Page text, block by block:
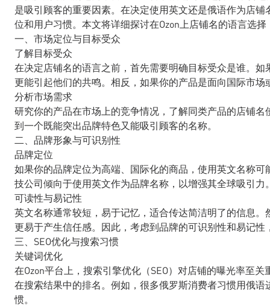
是吸引顾客的重要因素。在决定使用英文还是俄语作为店
位和用户习惯。本文将详细探讨在Ozon上店铺名的语言选
一、市场定位与目标受众
了解目标受众
在决定店铺名的语言之前，首先需要明确目标受众是谁。
更能引起他们的共鸣。相反，如果你的产品是面向国际市
分析市场需求
研究你的产品在市场上的竞争情况，了解同类产品的店铺
到一个既能突出品牌特色又能吸引顾客的名称。
二、品牌形象与可识别性
品牌定位
如果你的品牌定位为高端、国际化的商品，使用英文名称
技公司倾向于使用英文作为品牌名称，以增强其全球吸引力
可读性与易记性
英文名称通常较短，易于记忆，适合传达简洁明了的信息
更易于产生信任感。因此，考虑到品牌的可识别性和易记
三、SEO优化与搜索习惯
关键词优化
在Ozon平台上，搜索引擎优化（SEO）对店铺的曝光率至
在搜索结果中的排名。例如，很多俄罗斯消费者习惯用俄
惯。